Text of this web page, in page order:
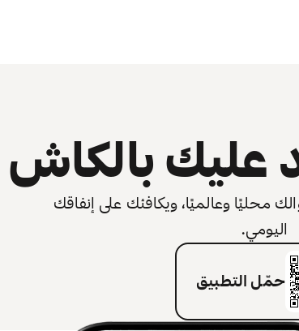
بالكاش
وعالميًا، ويكافئك على إنفاقك
اليومي.
حمّل التطبيق